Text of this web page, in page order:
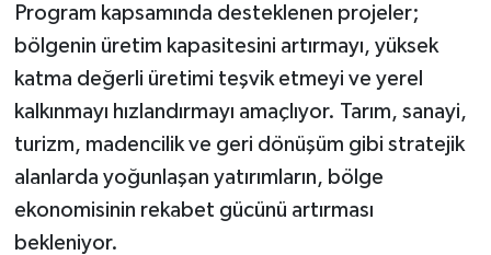
fırsat"
Program kapsamında desteklenen projeler;
bölgenin üretim kapasitesini artırmayı, yüksek
katma değerli üretimi teşvik etmeyi ve yerel
kalkınmayı hızlandırmayı amaçlıyor. Tarım, sanayi,
turizm, madencilik ve geri dönüşüm gibi stratejik
alanlarda yoğunlaşan yatırımların, bölge
ekonomisinin rekabet gücünü artırması
bekleniyor.